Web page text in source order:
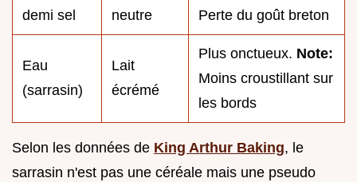
demi sel
neutre
Perte du goût breton
Eau
(sarrasin)
Lait
écrémé
Plus onctueux. Note:
Moins croustillant sur
les bords
Selon les données de King Arthur Baking, le
sarrasin n'est pas une céréale mais une pseudo